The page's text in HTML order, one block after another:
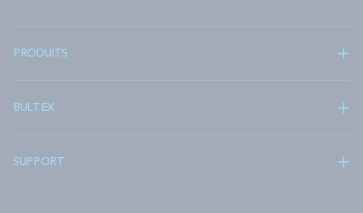
PRODUITS
BULTEX
SUPPORT